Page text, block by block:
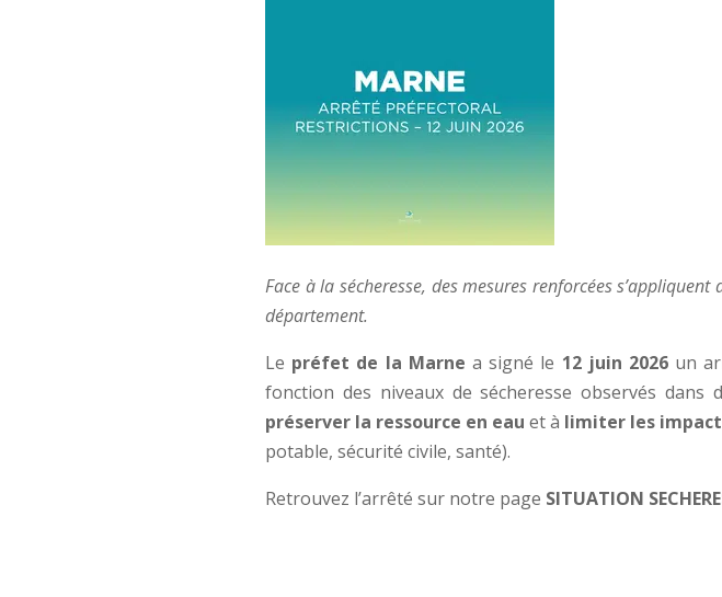
Face à la sécheresse, des mesures renforcées
département.
Le préfet de la Marne a signé le 12 juin 2026 un
fonction des niveaux de sécheresse observés
préserver la ressource en eau et à limiter les
potable, sécurité civile, santé).
Retrouvez l’arrêté sur notre page SITUATION